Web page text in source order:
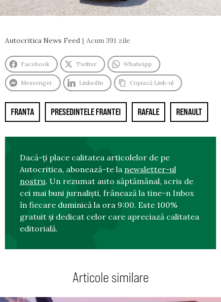
Autocritica News Feed Acum 391 zile
Facebook Twitter WhatsApp
Messenger LinkedIn Copiază Link-ul
FRANTA PRESEDINTELE FRANTEI RAFALE RENAULT
Dacă-ți place calitatea articolelor de pe
Autocritica, abonează-te la newsletter-ul
nostru. Un rezumat auto săptămânal, scris de
cei mai buni jurnaliști, frânează la tine-n Inbox
în fiecare duminică la ora 9:00. Este 100%
gratuit și dedicat celor care apreciază calitatea
editorială.
Articole similare